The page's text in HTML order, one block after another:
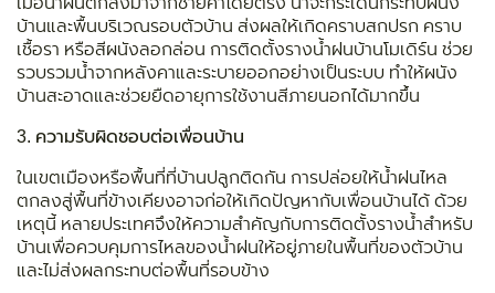
บ้านและพื้นบริเวณรอบตัวบ้าน ส่งผลให้เกิดคราบสกปรก คราบ
เชื้อรา หรือสีผนังลอกล่อน การติดตั้งรางน้ำฝนบ้านโมเดิร์น ช่วย
รวบรวมน้ำจากหลังคาและระบายออกอย่างเป็นระบบ ทำให้ผนัง
บ้านสะอาดและช่วยยืดอายุการใช้งานสีภายนอกได้มากขึ้น
3. ความรับผิดชอบต่อเพื่อนบ้าน
ในเขตเมืองหรือพื้นที่ที่บ้านปลูกติดกัน การปล่อยให้น้ำฝนไหล
ตกลงสู่พื้นที่ข้างเคียงอาจก่อให้เกิดปัญหากับเพื่อนบ้านได้ ด้วย
เหตุนี้ หลายประเทศจึงให้ความสำคัญกับการติดตั้งรางน้ำสำหรับ
บ้านเพื่อควบคุมการไหลของน้ำฝนให้อยู่ภายในพื้นที่ของตัวบ้าน
และไม่ส่งผลกระทบต่อพื้นที่รอบข้าง